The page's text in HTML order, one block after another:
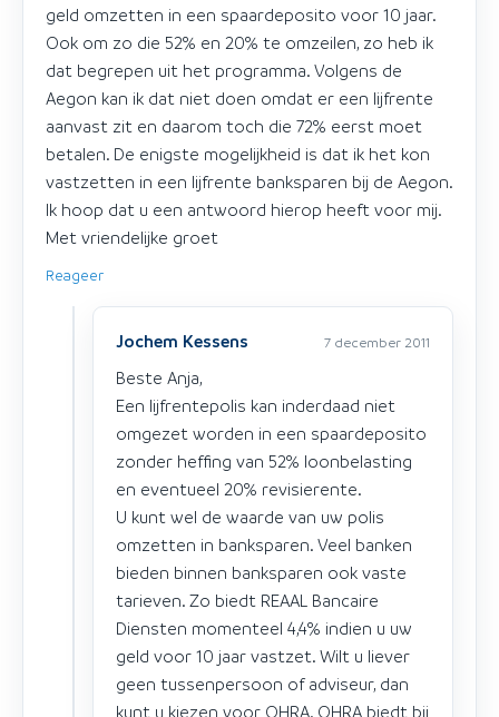
geld omzetten in een spaardeposito voor 10 jaar.
Ook om zo die 52% en 20% te omzeilen, zo heb ik
dat begrepen uit het programma. Volgens de
Aegon kan ik dat niet doen omdat er een lijfrente
aanvast zit en daarom toch die 72% eerst moet
betalen. De enigste mogelijkheid is dat ik het kon
vastzetten in een lijfrente banksparen bij de Aegon.
Ik hoop dat u een antwoord hierop heeft voor mij.
Met vriendelijke groet
Reageer
Jochem Kessens 7 december 2011
Beste Anja,
Een lijfrentepolis kan inderdaad niet
omgezet worden in een spaardeposito
zonder heffing van 52% loonbelasting
en eventueel 20% revisierente.
U kunt wel de waarde van uw polis
omzetten in banksparen. Veel banken
bieden binnen banksparen ook vaste
tarieven. Zo biedt REAAL Bancaire
Diensten momenteel 4,4% indien u uw
geld voor 10 jaar vastzet. Wilt u liever
geen tussenpersoon of adviseur, dan
kunt u kiezen voor OHRA. OHRA biedt bij